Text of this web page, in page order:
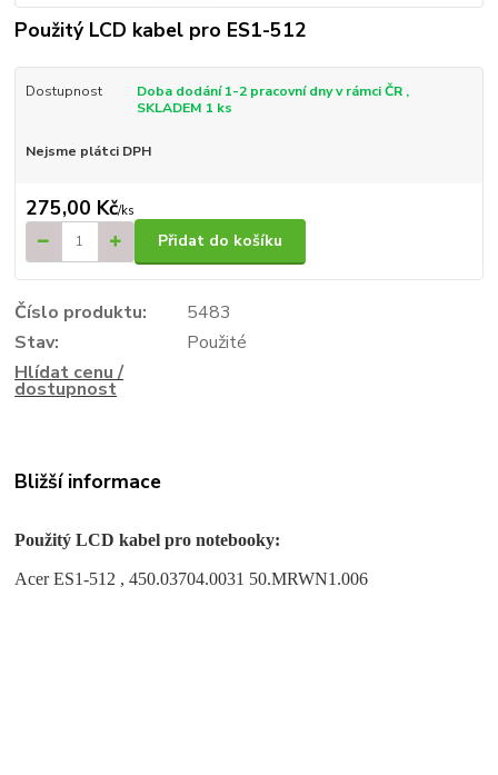
Použitý LCD kabel pro ES1-512
Dostupnost
Doba dodání 1-2 pracovní dny v rámci ČR ,
SKLADEM 1 ks
Nejsme plátci DPH
275,00 Kč/ks
Přidat do košíku
Číslo produktu:
5483
Stav:
Použité
Hlídat cenu /
dostupnost
Bližší informace
Použitý LCD kabel pro notebooky:
Acer ES1-512 , 450.03704.0031 50.MRWN1.006